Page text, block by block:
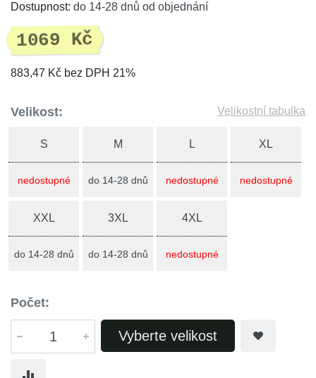
Dostupnost: do 14-28 dnů od objednání
1069 Kč
883,47 Kč bez DPH 21%
Velikost: Velikostní tabulka
S
nedostupné
M
do 14-28 dnů
L
nedostupné
XL
nedostupné
XXL
do 14-28 dnů
3XL
do 14-28 dnů
4XL
nedostupné
Počet:
Vyberte velikost